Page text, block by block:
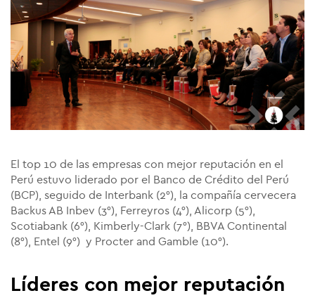
El top 10 de las empresas con mejor reputación en el
Perú estuvo liderado por el Banco de Crédito del Perú
(BCP), seguido de Interbank (2°), la compañía cervecera
Backus AB Inbev (3°), Ferreyros (4°), Alicorp (5°),
Scotiabank (6°), Kimberly-Clark (7°), BBVA Continental
(8°), Entel (9°) y Procter and Gamble (10°).
Líderes con mejor reputación